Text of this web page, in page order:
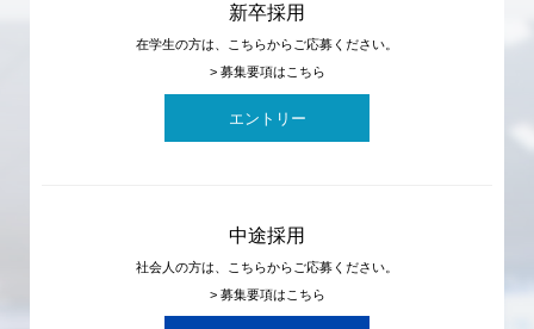
新卒採用
在学生の方は、こちらからご応募ください。
> 募集要項はこちら
エントリー
中途採用
社会人の方は、こちらからご応募ください。
> 募集要項はこちら